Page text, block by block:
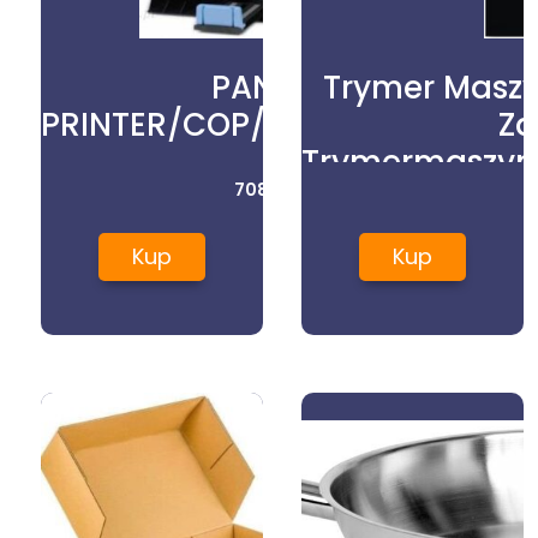
PANTUM
PRINTER/COP/SCAN/M6500W
708,00
Kup
Trymer
Kup